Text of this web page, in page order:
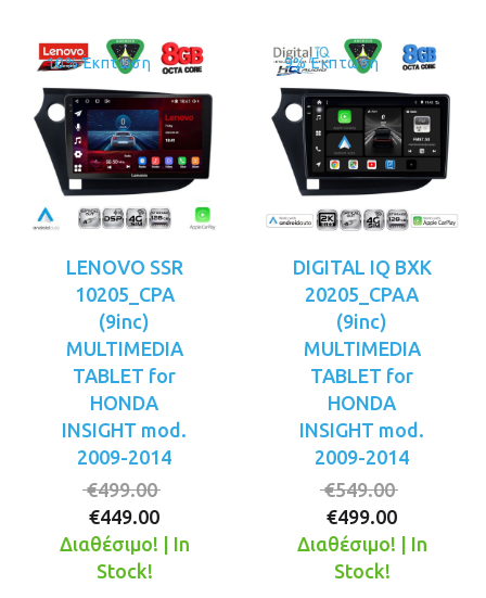
10% Έκπτωση
LENOVO SSR
10205_CPA
(9inc)
MULTIMEDIA
TABLET for
HONDA
INSIGHT mod.
2009-2014
€499.00
was:
€449.00
τρέχουσα
Διαθέσιμο! | In
Stock!
9% Έκπτωση
DIGITAL IQ BXK
20205_CPAA
(9inc)
MULTIMEDIA
TABLET for
HONDA
INSIGHT mod.
2009-2014
€549.00
was:
€499.00
Διαθέσιμο! | In
Stock!